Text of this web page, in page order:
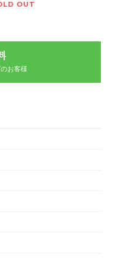
OUT
お客様